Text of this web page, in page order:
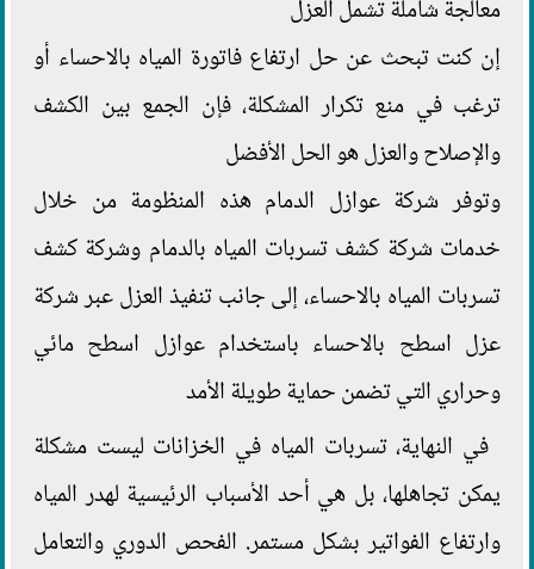
معالجة شاملة تشمل العزل
إن كنت تبحث عن حل ارتفاع فاتورة المياه بالاحساء أو
ترغب في منع تكرار المشكلة، فإن الجمع بين الكشف
والإصلاح والعزل هو الحل الأفضل
وتوفر شركة عوازل الدمام هذه المنظومة من خلال
خدمات شركة كشف تسربات المياه بالدمام وشركة كشف
تسربات المياه بالاحساء، إلى جانب تنفيذ العزل عبر شركة
عزل اسطح بالاحساء باستخدام عوازل اسطح مائي
وحراري التي تضمن حماية طويلة الأمد
في النهاية، تسربات المياه في الخزانات ليست مشكلة
يمكن تجاهلها، بل هي أحد الأسباب الرئيسية لهدر المياه
وارتفاع الفواتير بشكل مستمر. الفحص الدوري والتعامل